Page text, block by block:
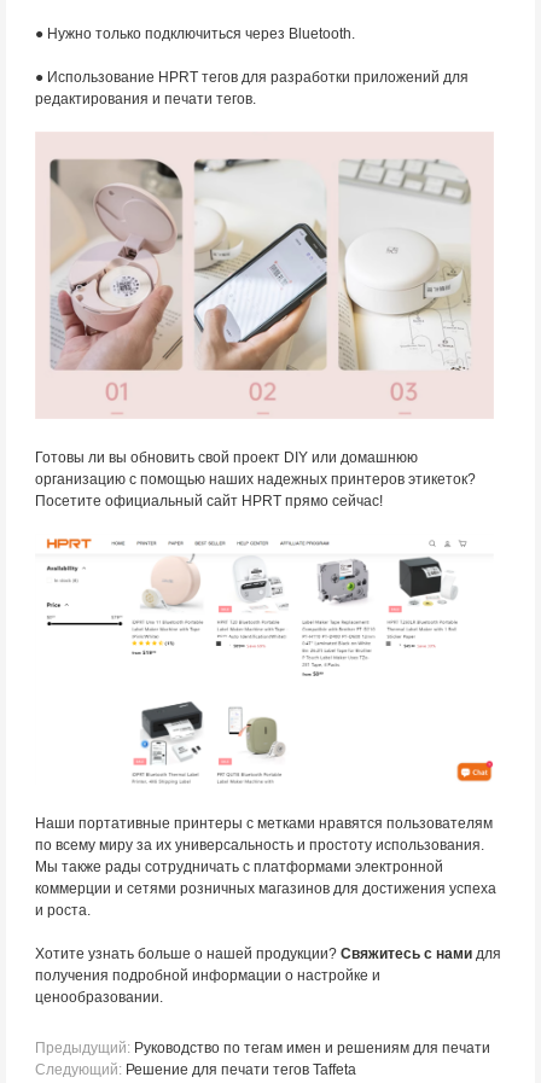
● Нужно только подключиться через Bluetooth.
● Использование HPRT тегов для разработки приложений для
редактирования и печати тегов.
Готовы ли вы обновить свой проект DIY или домашнюю
организацию с помощью наших надежных принтеров этикеток?
Посетите официальный сайт HPRT прямо сейчас!
Наши портативные принтеры с метками нравятся пользователям
по всему миру за их универсальность и простоту использования.
Мы также рады сотрудничать с платформами электронной
коммерции и сетями розничных магазинов для достижения успеха
и роста.
Хотите узнать больше о нашей продукции? Свяжитесь с нами для
получения подробной информации о настройке и
ценообразовании.
Предыдущий: Руководство по тегам имен и решениям для печати
Следующий: Решение для печати тегов Taffeta